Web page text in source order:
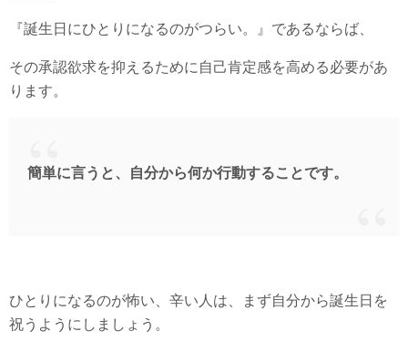
『誕生日にひとりになるのがつらい。』であるならば、
その承認欲求を抑えるために自己肯定感を高める必要があ
ります。
簡単に言うと、自分から何か行動することです。
ひとりになるのが怖い、辛い人は、まず自分から誕生日を
祝うようにしましょう。